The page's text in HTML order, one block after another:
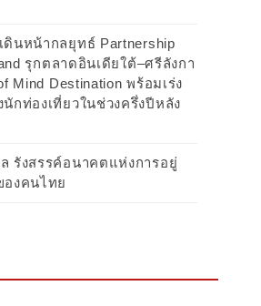
นหน้ากลยุทธ์ Partnership
รุกตลาดอินเดียใต้–ศรีลังกา
Mind Destination พร้อมเร่ง
กท่องเที่ยวในช่วงครึ่งปีหลัง
รังสรรค์อนาคตแห่งการอยู่
องคนไทย